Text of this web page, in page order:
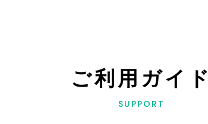
ご利用ガイド
SUPPORT